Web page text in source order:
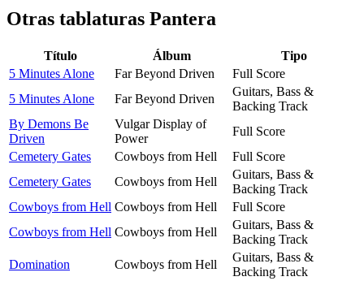
Otras tablaturas Pantera
Título Álbum
Tipo
5 Minutes Alone
Far Beyond Driven
Full Score
5 Minutes Alone
Far Beyond Driven
Guitars, Bass &
Backing Track
By Demons Be
Driven
Vulgar Display of
Power
Full Score
Cemetery Gates
Cowboys from Hell
Full Score
Cemetery Gates
Cowboys from Hell
Guitars, Bass &
Backing Track
Cowboys from Hell Cowboys from Hell
Full Score
Cowboys from Hell Cowboys from Hell
Guitars, Bass &
Backing Track
Domination
Cowboys from Hell
Guitars, Bass &
Backing Track